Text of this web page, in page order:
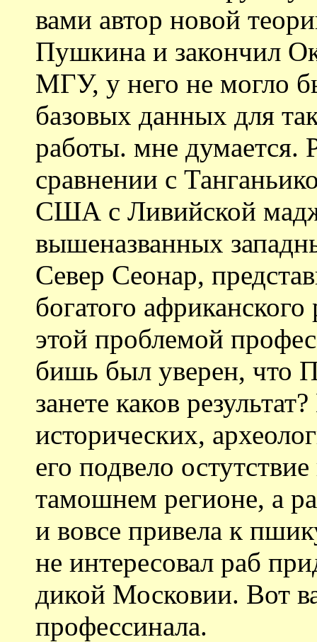
вами автор новой
Пушкина и закончил
МГУ, у него не могло
базовых данных для
работы. мне думается.
сравнении с
США с Ливийской
вышеназванных
Север Сеонар,
богатого
этой проблемой
бишь был уверен, что
занете каков
исторических,
его подвело
тамошнем регионе, а
и вовсе привела к
не интересовал раб
дикой Московии. Вот
профессинала.